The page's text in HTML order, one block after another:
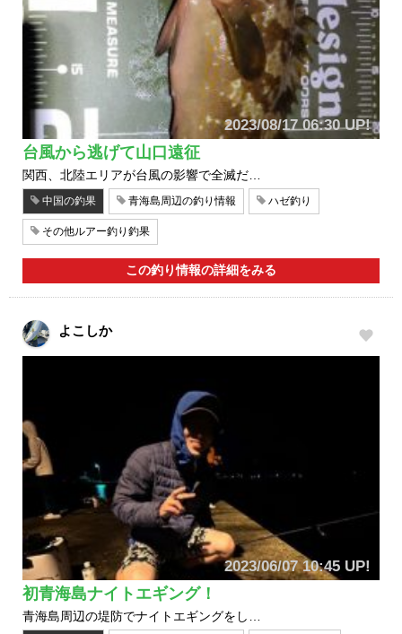
2023/08/17 06:30 UP!
台風から逃げて山口遠征
関西、北陸エリアが台風の影響で全滅だ…
中国の釣果 青海島周辺の釣り情報 ハゼ釣り
その他ルアー釣り釣果
この釣り情報の詳細をみる
よこしか
2023/06/07 10:45 UP!
初青海島ナイトエギング！
青海島周辺の堤防でナイトエギングをし…